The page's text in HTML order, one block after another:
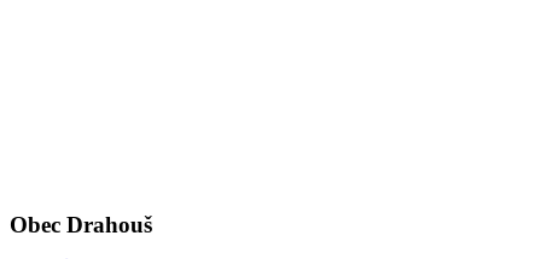
Obec Drahouš